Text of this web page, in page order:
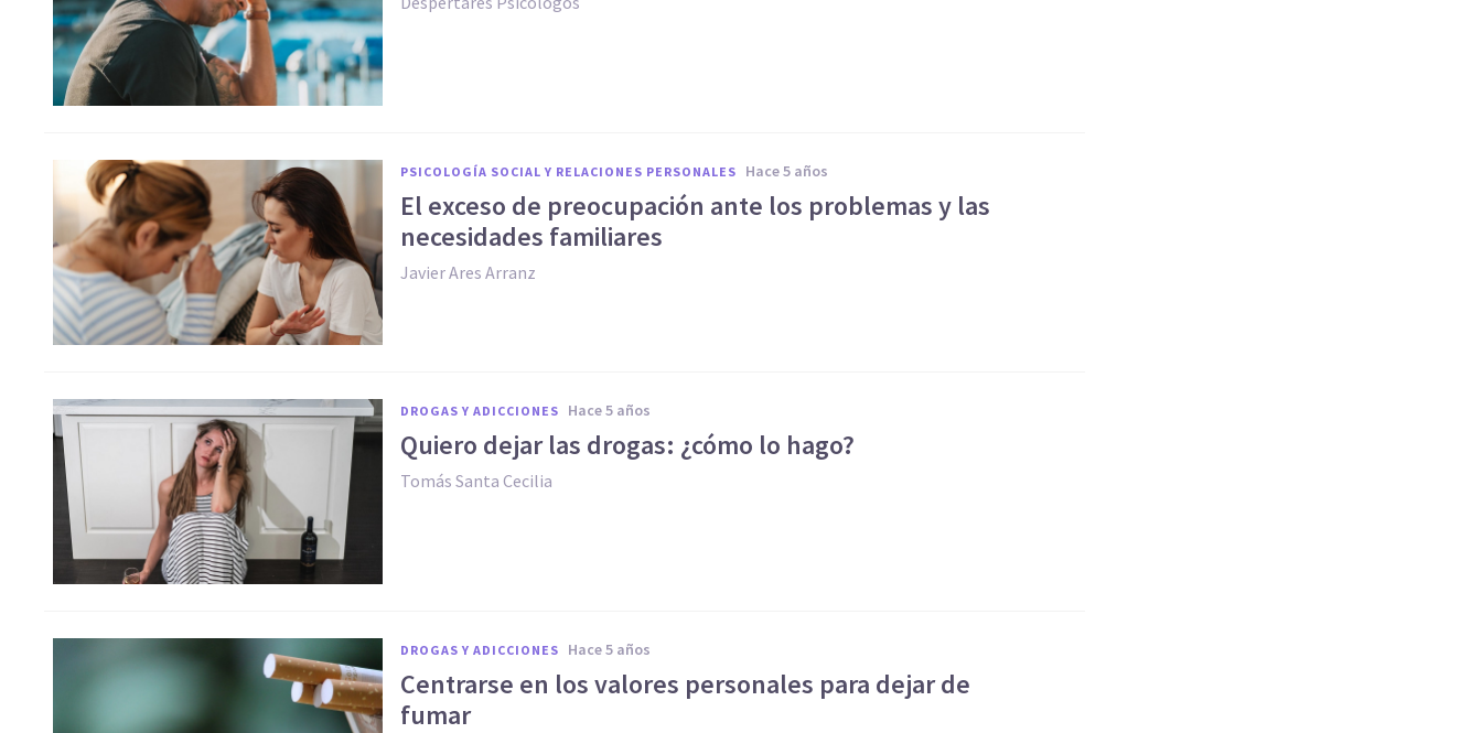
PSICOLOGÍA SOCIAL Y RELACIONES PERSONALES hace 5 años
El exceso de preocupación ante los problemas y las
necesidades familiares
Javier Ares Arranz
DROGAS Y ADICCIONES hace 5 años
Quiero dejar las drogas: ¿cómo lo hago?
Tomás Santa Cecilia
DROGAS Y ADICCIONES hace 5 años
Centrarse en los valores personales para dejar de
fumar